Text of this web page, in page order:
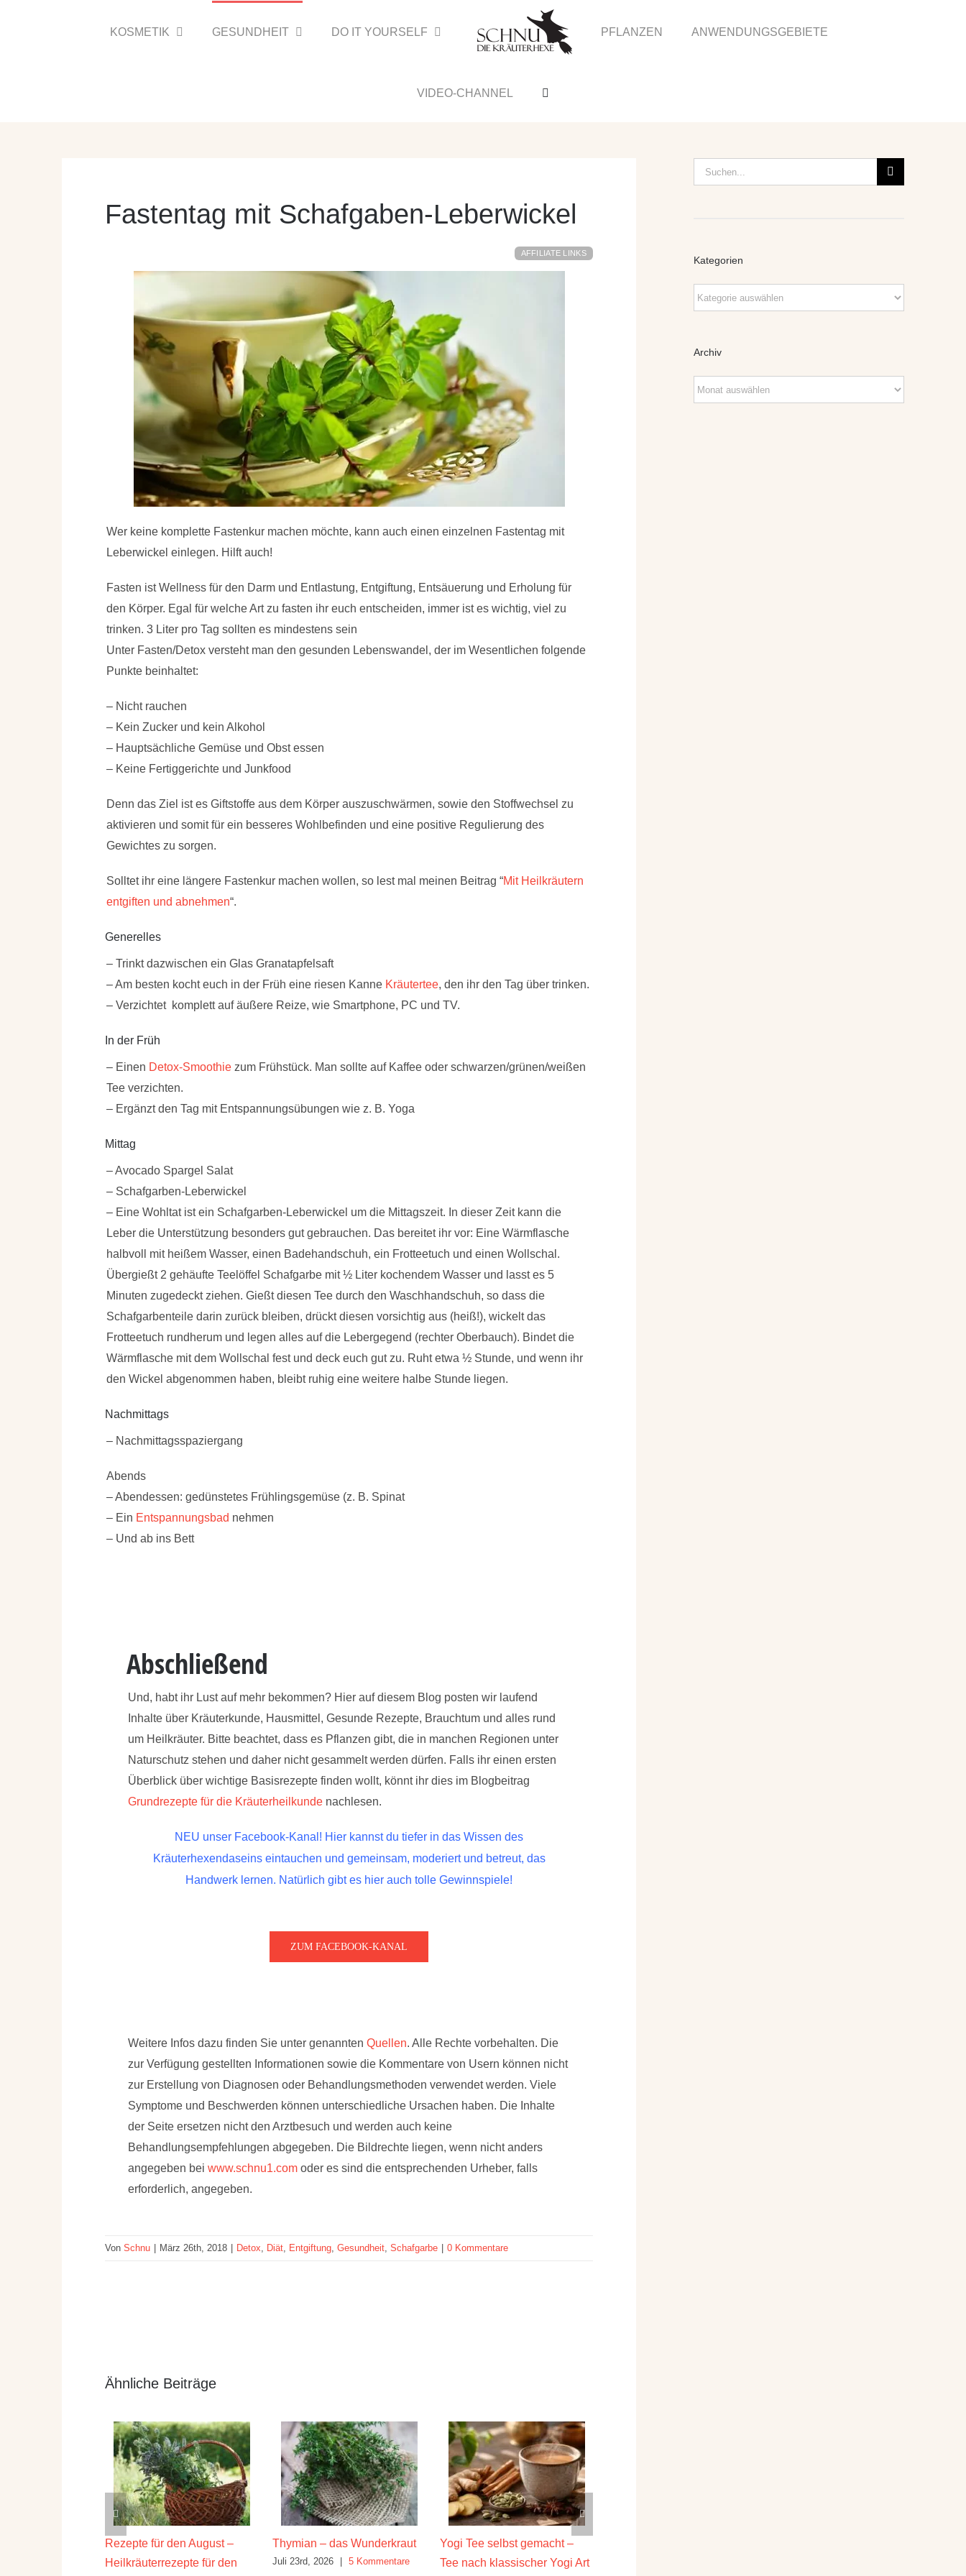
KOSMETIK GESUNDHEIT DO IT YOURSELF PFLANZEN ANWENDUNGSGEBIETE
VIDEO-CHANNEL
Fastentag mit Schafgaben-Leberwickel
AFFILIATE LINKS
Wer keine komplette Fastenkur machen möchte, kann auch einen einzelnen Fastentag mit
Leberwickel einlegen. Hilft auch!
Fasten ist Wellness für den Darm und Entlastung, Entgiftung, Entsäuerung und Erholung für
den Körper. Egal für welche Art zu fasten ihr euch entscheiden, immer ist es wichtig, viel zu
trinken. 3 Liter pro Tag sollten es mindestens sein
Unter Fasten/Detox versteht man den gesunden Lebenswandel, der im Wesentlichen folgende
Punkte beinhaltet:
– Nicht rauchen
– Kein Zucker und kein Alkohol
– Hauptsächliche Gemüse und Obst essen
– Keine Fertiggerichte und Junkfood
Denn das Ziel ist es Giftstoffe aus dem Körper auszuschwärmen, sowie den Stoffwechsel zu
aktivieren und somit für ein besseres Wohlbefinden und eine positive Regulierung des
Gewichtes zu sorgen.
Solltet ihr eine längere Fastenkur machen wollen, so lest mal meinen Beitrag “Mit Heilkräutern
entgiften und abnehmen“.
Generelles
– Trinkt dazwischen ein Glas Granatapfelsaft
– Am besten kocht euch in der Früh eine riesen Kanne Kräutertee, den ihr den Tag über trinken.
– Verzichtet komplett auf äußere Reize, wie Smartphone, PC und TV.
In der Früh
– Einen Detox-Smoothie zum Frühstück. Man sollte auf Kaffee oder schwarzen/grünen/weißen
Tee verzichten.
– Ergänzt den Tag mit Entspannungsübungen wie z. B. Yoga
Mittag
– Avocado Spargel Salat
– Schafgarben-Leberwickel
– Eine Wohltat ist ein Schafgarben-Leberwickel um die Mittagszeit. In dieser Zeit kann die
Leber die Unterstützung besonders gut gebrauchen. Das bereitet ihr vor: Eine Wärmflasche
halbvoll mit heißem Wasser, einen Badehandschuh, ein Frotteetuch und einen Wollschal.
Übergießt 2 gehäufte Teelöffel Schafgarbe mit ½ Liter kochendem Wasser und lasst es 5
Minuten zugedeckt ziehen. Gießt diesen Tee durch den Waschhandschuh, so dass die
Schafgarbenteile darin zurück bleiben, drückt diesen vorsichtig aus (heiß!), wickelt das
Frotteetuch rundherum und legen alles auf die Lebergegend (rechter Oberbauch). Bindet die
Wärmflasche mit dem Wollschal fest und deck euch gut zu. Ruht etwa ½ Stunde, und wenn ihr
den Wickel abgenommen haben, bleibt ruhig eine weitere halbe Stunde liegen.
Nachmittags
– Nachmittagsspaziergang
Abends
– Abendessen: gedünstetes Frühlingsgemüse (z. B. Spinat
– Ein Entspannungsbad nehmen
– Und ab ins Bett
Abschließend
Und, habt ihr Lust auf mehr bekommen? Hier auf diesem Blog posten wir laufend
Inhalte über Kräuterkunde, Hausmittel, Gesunde Rezepte, Brauchtum und alles rund
um Heilkräuter. Bitte beachtet, dass es Pflanzen gibt, die in manchen Regionen unter
Naturschutz stehen und daher nicht gesammelt werden dürfen. Falls ihr einen ersten
Überblick über wichtige Basisrezepte finden wollt, könnt ihr dies im Blogbeitrag
Grundrezepte für die Kräuterheilkunde nachlesen.
NEU unser Facebook-Kanal! Hier kannst du tiefer in das Wissen des
Kräuterhexendaseins eintauchen und gemeinsam, moderiert und betreut, das
Handwerk lernen. Natürlich gibt es hier auch tolle Gewinnspiele!
ZUM FACEBOOK-KANAL
Weitere Infos dazu finden Sie unter genannten Quellen. Alle Rechte vorbehalten. Die
zur Verfügung gestellten Informationen sowie die Kommentare von Usern können nicht
zur Erstellung von Diagnosen oder Behandlungsmethoden verwendet werden. Viele
Symptome und Beschwerden können unterschiedliche Ursachen haben. Die Inhalte
der Seite ersetzen nicht den Arztbesuch und werden auch keine
Behandlungsempfehlungen abgegeben. Die Bildrechte liegen, wenn nicht anders
angegeben bei www.schnu1.com oder es sind die entsprechenden Urheber, falls
erforderlich, angegeben.
Von Schnu März 26th, 2018 Detox, Diät, Entgiftung, Gesundheit, Schafgarbe 0 Kommentare
Ähnliche Beiträge
Rezepte für den August –
Heilkräuterrezepte für den
Thymian – das Wunderkraut
Juli 23rd, 2026 | 5 Kommentare
Yogi Tee selbst gemacht –
Tee nach klassischer Yogi Art
Suche
nach:
Kategorien
Kategorien
Archiv
Archiv